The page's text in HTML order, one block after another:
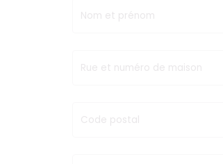
Nom et prénom
Rue et numéro de maison
Code postal